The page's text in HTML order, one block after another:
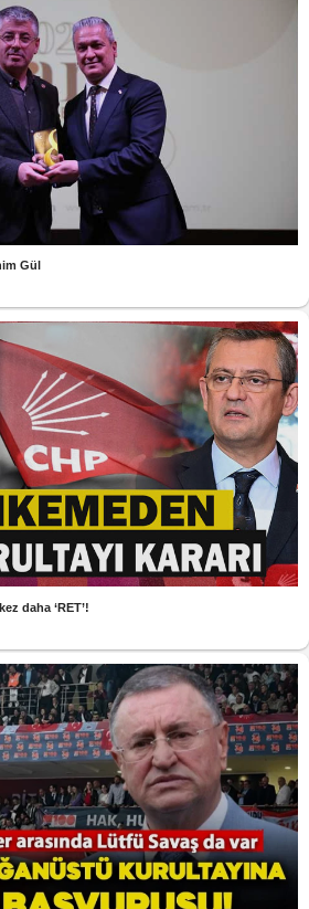
Gül
daha ‘RET’!